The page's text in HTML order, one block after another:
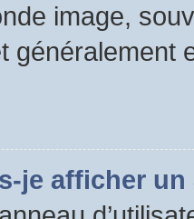
image,
je afficher un